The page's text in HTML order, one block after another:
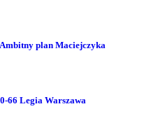
plan Maciejczyka
66 Legia Warszawa